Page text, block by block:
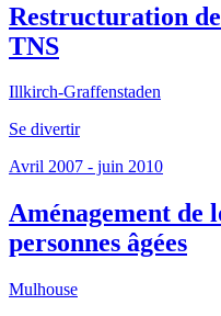
Restructuration
TNS
Illkirch-Graffenstaden
Se divertir
Avril 2007 - juin 2010
Aménagement de
personnes âgées
Mulhouse